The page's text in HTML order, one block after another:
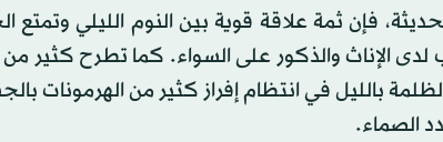
فإن ثمة علاقة قوية بين النوم الليلي وتمتع
لدى الإناث والذكور على السواء. كما تطرح كثير
بالليل في انتظام إفراز كثير من الهرمونات
الصماء.